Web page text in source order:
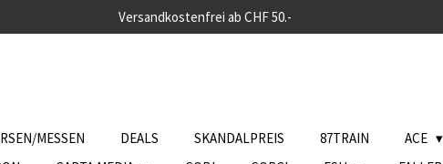
Versandkostenfrei ab CHF 50.-
MESSEN DEALS SKANDALPREIS 87TRAIN ACE